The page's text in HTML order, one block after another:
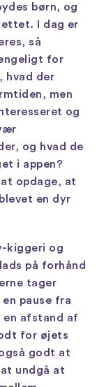
børn, og
I dag er
så
for
hvad der
men
og
og hvad de
i appen?
opdage, at
en dyr
kiggeri og
på forhånd
tager
pause fra
en afstand af
for øjets
godt at
undgå at